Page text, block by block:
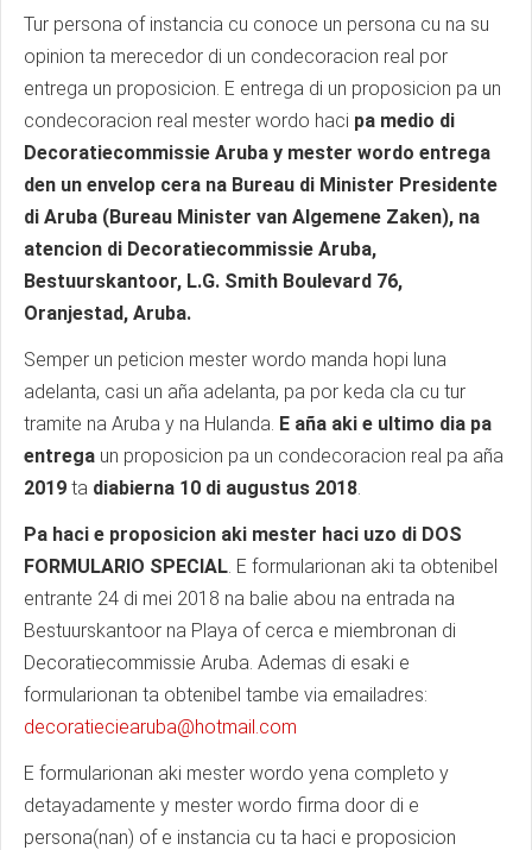
Tur persona of instancia cu conoce un persona cu na su
opinion ta merecedor di un condecoracion real por
entrega un proposicion. E entrega di un proposicion pa un
condecoracion real mester wordo haci pa medio di
Decoratiecommissie Aruba y mester wordo entrega
den un envelop cera na Bureau di Minister Presidente
di Aruba (Bureau Minister van Algemene Zaken), na
atencion di Decoratiecommissie Aruba,
Bestuurskantoor, L.G. Smith Boulevard 76,
Oranjestad, Aruba.
Semper un peticion mester wordo manda hopi luna
adelanta, casi un aña adelanta, pa por keda cla cu tur
tramite na Aruba y na Hulanda. E aña aki e ultimo dia pa
entrega un proposicion pa un condecoracion real pa aña
2019 ta diabierna 10 di augustus 2018
Pa haci e proposicion aki mester haci uzo di DOS
FORMULARIO SPECIAL . E formularionan aki ta obtenibel
entrante 24 di mei 2018 na balie abou na entrada na
Bestuurskantoor na Playa of cerca e miembronan di
Decoratiecommissie Aruba. Ademas di esaki e
formularionan ta obtenibel tambe via emailadres:
decoratieciearuba@hotmail.com
E formularionan aki mester wordo yena completo y
detayadamente y mester wordo firma door di e
persona(nan) of e instancia cu ta haci e proposicion